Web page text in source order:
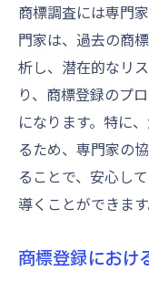
商標調査には専門
門家は、過去の商
析し、潜在的なリ
り、商標登録のプ
になります。特に
るため、専門家の
ることで、安心し
導くことができます
商標登録におけ